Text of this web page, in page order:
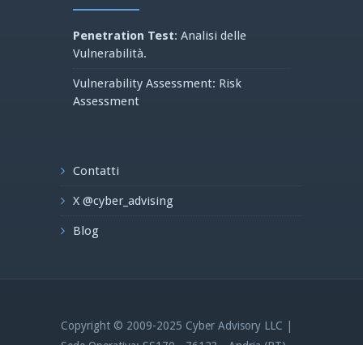
Penetration Test: Analisi delle
Vulnerabilità.
Vulnerability Assessment: Risk
Assessment
Contatti
X @cyber_advising
Blog
Copyright © 2009-2025 Cyber Advisory LLC |